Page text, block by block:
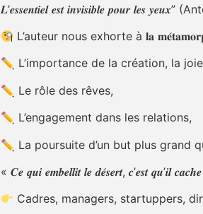
𝑳’𝒆𝒔𝒔𝒆𝒏𝒕𝒊𝒆𝒍 𝒆𝒔𝒕 𝒊𝒏𝒗𝒊𝒔𝒊𝒃𝒍𝒆 𝒑𝒐𝒖𝒓 𝒍𝒆𝒔
L’auteur nous exhorte à 𝐥𝐚
✏ L’importance de la création, la
✏ Le rôle des rêves,
✏ L’engagement dans les relations,
✏ La poursuite d’un but plus grand
« 𝑪𝒆 𝒒𝒖𝒊 𝒆𝒎𝒃𝒆𝒍𝒍𝒊𝒕 𝒍𝒆 𝒅𝒆́𝒔𝒆𝒓𝒕, 𝒄’𝒆𝒔𝒕 𝒒𝒖’𝒊𝒍
Cadres, managers, startuppers,